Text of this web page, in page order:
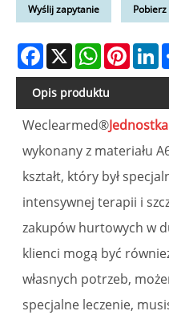
Wyślij zapytanie Pobierz
Facebook
X WhatsApp
Opis produktu
Weclearmed®
wykonany z materiału
kształt, który był
intensywnej terapii i
zakupów hurtowych w
klienci mogą być
własnych potrzeb,
specjalne leczenie,